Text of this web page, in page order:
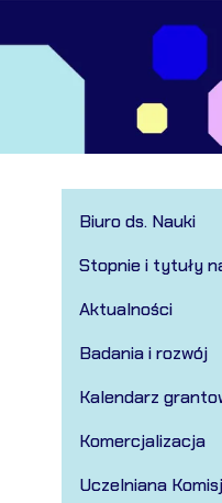
Biuro ds. Nauki
Stopnie i tytuły
Aktualności
Badania i rozwój
Kalendarz
Komercjalizacja
Uczelniana